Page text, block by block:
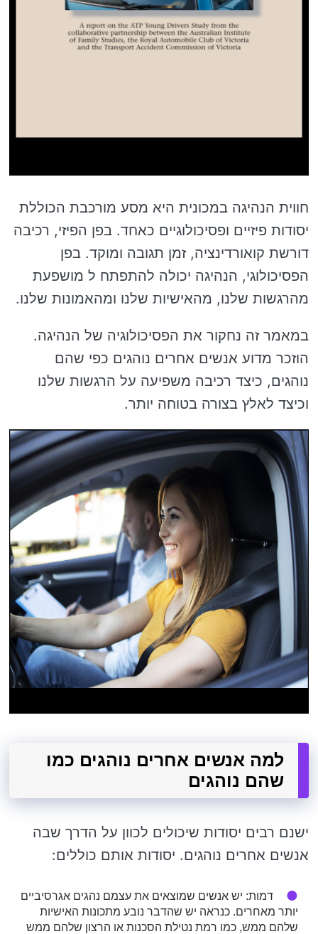
חווית הנהיגה במכונית היא מסע מורכבת הכוללת
יסודות פיזיים ופסיכולוגיים כאחד. בפן הפיזי, רכיבה
דורשת קואורדינציה, זמן תגובה ומוקד. בפן
הפסיכולוגי, הנהיגה יכולה להתפתח ל מושפעת
מהרגשות שלנו, מהאישיות שלנו ומהאמונות שלנו.
במאמר זה נחקור את הפסיכולוגיה של הנהיגה.
הוזכר מדוע אנשים אחרים נוהגים כפי שהם
נוהגים, כיצד רכיבה משפיעה על הרגשות שלנו
וכיצד לאלץ בצורה בטוחה יותר.
למה אנשים אחרים נוהגים כמו
שהם נוהגים
ישנם רבים יסודות שיכולים לכוון על הדרך שבה
אנשים אחרים נוהגים. יסודות אותם כוללים:
דמות: יש אנשים שמוצאים את עצמם נהגים אגרסיביים
יותר מאחרים. כנראה יש שהדבר נובע מתכונות האישיות
שלהם ממש, כמו רמת נטילת הסכנות או הרצון שלהם ממש